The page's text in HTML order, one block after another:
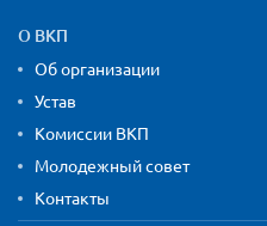
Карта сайта и
О ВКП
Об организации
Устав
Комиссии ВКП
Молодежный совет
Контакты